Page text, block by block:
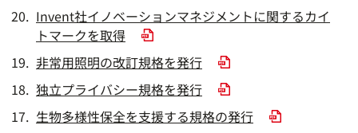
Invent社イノベーションマネジメントに関するカイ
トマークを取得
非常用照明の改訂規格を発行
独立プライバシー規格を発行
生物多様性保全を支援する規格の発行